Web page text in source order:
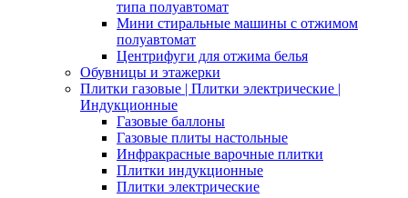
типа полуавтомат
Мини стиральные машины с отжимом
полуавтомат
Центрифуги для отжима белья
Обувницы и этажерки
Плитки газовые | Плитки электрические |
Индукционные
Газовые баллоны
Газовые плиты настольные
Инфракрасные варочные плитки
Плитки индукционные
Плитки электрические